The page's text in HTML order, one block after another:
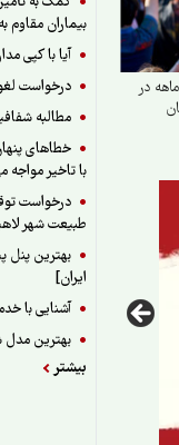
بیماران
آیا با کپی
درخواست
مطالبه
خطاهای
با تاخیر مواجه
درخواست
طبیعت شهر
ایران]
آشنایی با
بهترین مدل شومیز
بیشتر
در